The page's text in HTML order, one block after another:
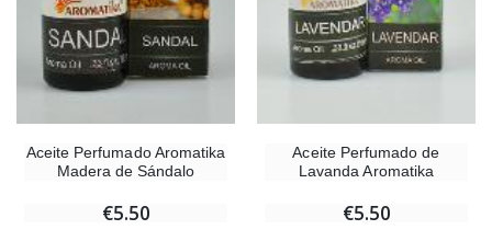
Aceite Perfumado Aromatika
Madera de Sándalo
€5.50
Aceite Perfumado de
Lavanda Aromatika
€5.50